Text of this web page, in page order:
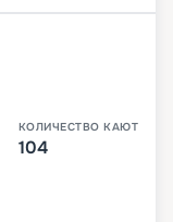
КОЛИЧЕСТВО КАЮТ
104